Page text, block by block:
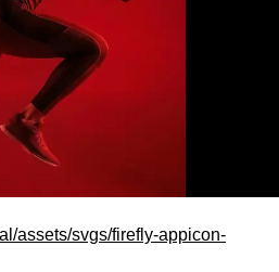
assets/svgs/firefly-appicon-